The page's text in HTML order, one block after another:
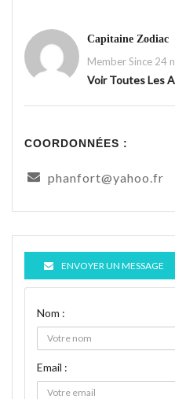
Capitaine Zodiac
Member Since 24
Voir Toutes Les
COORDONNÉES :
phanfort@yahoo.fr
ENVOYER UN MESSAGE
Nom :
Email :